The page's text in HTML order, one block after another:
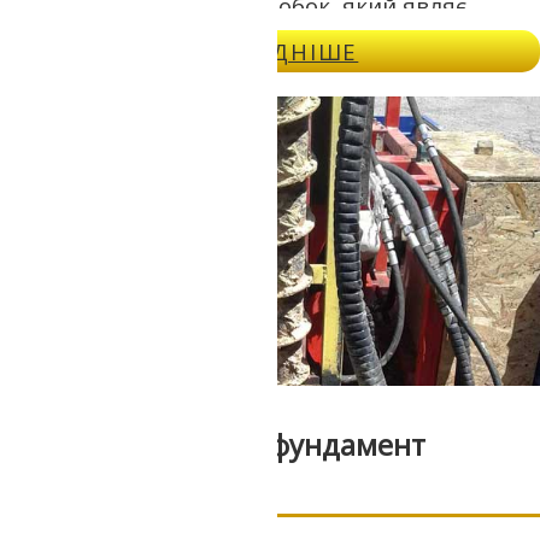
собою циліндричну виїмку з глибиною, що
багаторазово перевищує площу її поперечного
перерізу. Орієнтація свердловини –
найчастіше вертикальна. Але бувають і
ситуації, коли виробляється буріння з нахилом,
буріння в горизонтальному напрямку, а також
буріння з профілем свердловини, що
ДОКЛАДНІШЕ
Аналіз ґрунту під фундамент